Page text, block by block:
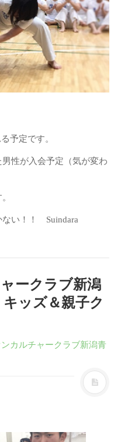
予定です。
性が入会予定（気が変わ
ない！！ Suindara
ークラブ新潟
ッズ＆親子ク
カルチャークラブ新潟青